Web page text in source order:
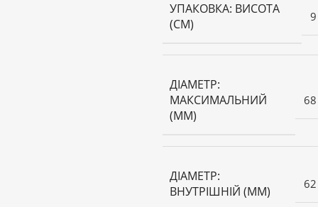
УПАКОВКА: ВИСОТА
(СМ)
9
ДІАМЕТР:
МАКСИМАЛЬНИЙ
(ММ)
68
ДІАМЕТР:
ВНУТРІШНІЙ (ММ)
62